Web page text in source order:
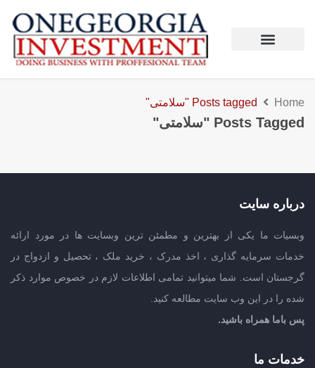
Home Posts tagged "سلامتی"
Posts Tagged "سلامتی"
درباره سایت
وبسیات ما یکی از بهترین و مطمئن ترین وبسایت ها در مورد ارائه
خدمات سرمایه گذاری ، اخذ مدرک ، خرید ملک ، تحصیل و ازدواج در
گرجستان است. شما میتوانید تمامی اطلاعات لازم در خصوص موارد ذکر
شده را در این وب سایت مطالعه کنید.
پس باما همراه باشید.
خدمات ما